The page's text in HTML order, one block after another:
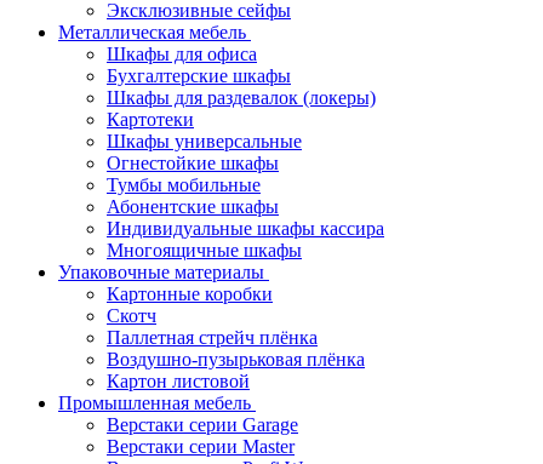
Эксклюзивные сейфы
Металлическая мебель
Шкафы для офиса
Бухгалтерские шкафы
Шкафы для раздевалок (локеры)
Картотеки
Шкафы универсальные
Огнестойкие шкафы
Тумбы мобильные
Абонентские шкафы
Индивидуальные шкафы кассира
Многоящичные шкафы
Упаковочные материалы
Картонные коробки
Скотч
Паллетная стрейч плёнка
Воздушно-пузырьковая плёнка
Картон листовой
Промышленная мебель
Верстаки серии Garage
Верстаки серии Master